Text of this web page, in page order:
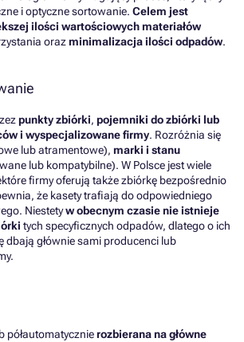
i optyczne sortowanie. Celem jest
ilości wartościowych materiałów
orazminimalizacja ilości odpadów.
punkty zbiórki, pojemniki do zbiórki lub
i wyspecjalizowane firmy. Rozróżnia się
lub atramentowe), marki i stanu
lub kompatybilne). W Polsce jest wiele
firmy oferują także zbiórkę bezpośrednio
że kasety trafiają do odpowiedniego
Niestetyw obecnym czasie nie istnieje
tych specyficznych odpadów, dlatego o ich
dbają głównie sami producenci lub
półautomatycznierozbierana na główne